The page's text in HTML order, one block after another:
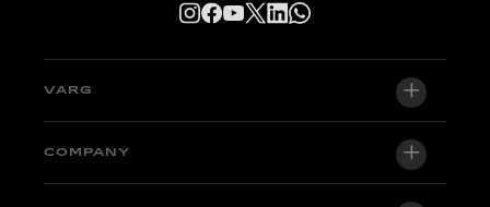
VARG
VARG EX
COMPANY